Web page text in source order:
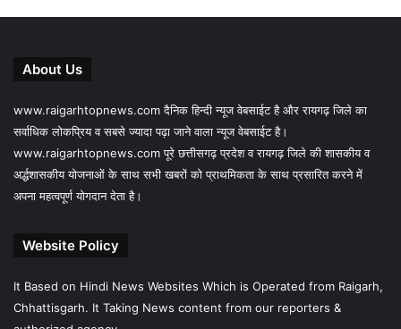
About Us
www.raigarhtopnews.com दैनिक हिन्दी न्यूज वेबसाईट है और रायगढ़ जिले का
सर्वाधिक लोकप्रिय व सबसे ज्यादा पढ़ा जाने वाला न्यूज वेबसाईट है।
www.raigarhtopnews.com पूरे छत्तीसगढ़ प्रदेश व रायगढ़ जिले की शासकीय व
अर्द्धशासकीय योजनाओं के साथ सभी खबरों को प्राथमिकता के साथ प्रसारित करने में
अपना महत्वपूर्ण योगदान देता है।
Website Policy
It Based on Hindi News Websites Which is Operated from Raigarh,
Chhattisgarh. It Taking News content from our reporters &